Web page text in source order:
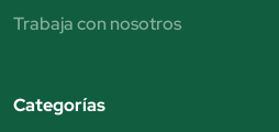
Trabaja con nosotros
Categorías